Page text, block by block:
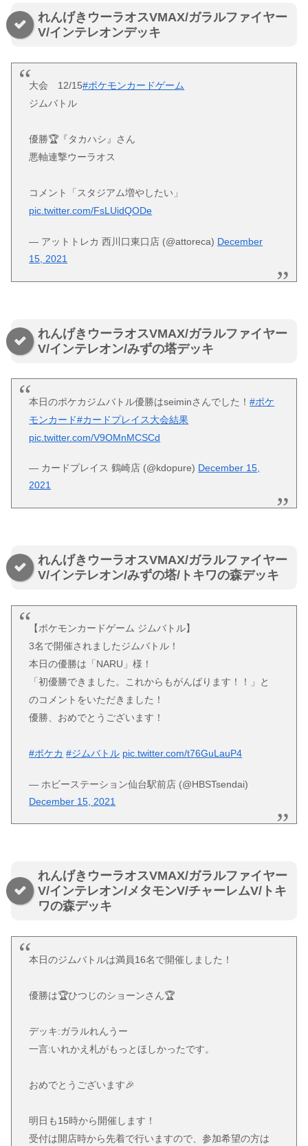
れんげきウーラオスVMAX/ガラルファイヤー
V/インテレオンデッキ
大会 12/15#ポケモンカードゲーム
ジムバトル
優勝🏆『タカハシ』さん
悪軸連撃ウーラオス
コメント「スタジアム増やしたい」
pic.twitter.com/FsLUidQODe
— アットトレカ 西川口東口店 (@attoreca) December
15, 2021
れんげきウーラオスVMAX/ガラルファイヤー
V/インテレオン/みずの塔デッキ
本日のポケカジムバトル優勝はseiminさんでした！#ポケ
モンカード#カードプレイス大会結果
pic.twitter.com/V9OMnMCSCd
— カードプレイス 鶴崎店 (@kdopure) December 15,
2021
れんげきウーラオスVMAX/ガラルファイヤー
V/インテレオン/みずの塔/トキワの森デッキ
【ポケモンカードゲーム ジムバトル】
3名で開催されましたジムバトル！
本日の優勝は「NARU」様！
「初優勝できました。これからもがんばります！！」と
のコメントをいただきました！
優勝、おめでとうございます！
#ポケカ #ジムバトル pic.twitter.com/t76GuLauP4
— ホビーステーション仙台駅前店 (@HBSTsendai)
December 15, 2021
れんげきウーラオスVMAX/ガラルファイヤー
V/インテレオン/メタモンV/チャーレムV/トキ
ワの森デッキ
本日のジムバトルは満員16名で開催しました！
優勝は🏆ひつじのショーンさん🏆
デッキ:ガラルれんうー
一言:いれかえ札がもっとほしかったです。
おめでとうございます🎉
明日も15時から開催します！
受付は開店時から先着で行いますので、参加希望の方は